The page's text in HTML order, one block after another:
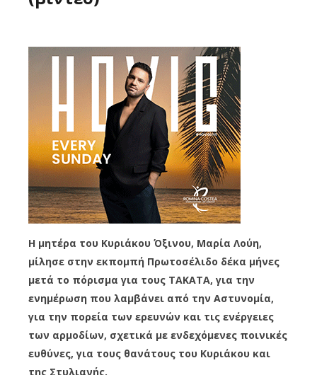
Η μητέρα του Κυριάκου Όξινου, Μαρία Λούη,
μίλησε στην εκπομπή Πρωτοσέλιδο δέκα μήνες
μετά το πόρισμα για τους ΤΑΚΑΤΑ, για την
ενημέρωση που λαμβάνει από την Αστυνομία,
για την πορεία των ερευνών και τις ενέργειες
των αρμοδίων, σχετικά με ενδεχόμενες ποινικές
ευθύνες, για τους θανάτους του Κυριάκου και
της Στυλιανής.